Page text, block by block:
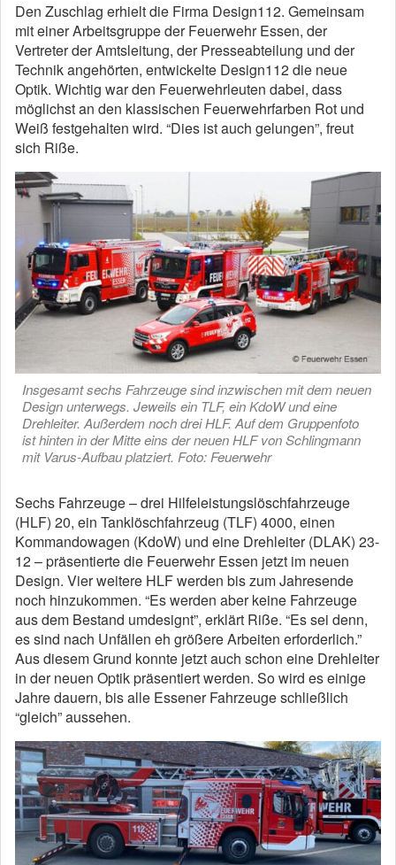
Den Zuschlag erhielt die Firma Design112. Gemeinsam
mit einer Arbeitsgruppe der Feuerwehr Essen, der
Vertreter der Amtsleitung, der Presseabteilung und der
Technik angehörten, entwickelte Design112 die neue
Optik. Wichtig war den Feuerwehrleuten dabei, dass
möglichst an den klassischen Feuerwehrfarben Rot und
Weiß festgehalten wird. “Dies ist auch gelungen”, freut
sich Riße.
Insgesamt sechs Fahrzeuge sind inzwischen mit dem neuen
Design unterwegs. Jeweils ein TLF, ein KdoW und eine
Drehleiter. Außerdem noch drei HLF. Auf dem Gruppenfoto
ist hinten in der Mitte eins der neuen HLF von Schlingmann
mit Varus-Aufbau platziert. Foto: Feuerwehr
Sechs Fahrzeuge – drei Hilfeleistungslöschfahrzeuge
(HLF) 20, ein Tanklöschfahrzeug (TLF) 4000, einen
Kommandowagen (KdoW) und eine Drehleiter (DLAK) 23-
12 – präsentierte die Feuerwehr Essen jetzt im neuen
Design. Vier weitere HLF werden bis zum Jahresende
noch hinzukommen. “Es werden aber keine Fahrzeuge
aus dem Bestand umdesignt”, erklärt Riße. “Es sei denn,
es sind nach Unfällen eh größere Arbeiten erforderlich.”
Aus diesem Grund konnte jetzt auch schon eine Drehleiter
in der neuen Optik präsentiert werden. So wird es einige
Jahre dauern, bis alle Essener Fahrzeuge schließlich
“gleich” aussehen.